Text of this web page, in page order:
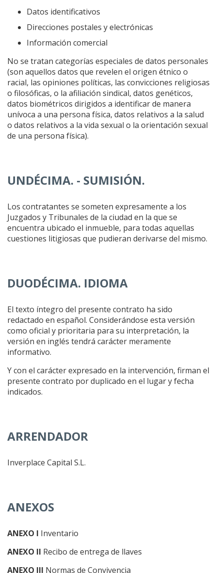
Datos identificativos
Direcciones postales y electrónicas
Información comercial
No se tratan categorías especiales de datos personales
(son aquellos datos que revelen el origen étnico o
racial, las opiniones políticas, las convicciones religiosas
o filosóficas, o la afiliación sindical, datos genéticos,
datos biométricos dirigidos a identificar de manera
unívoca a una persona física, datos relativos a la salud
o datos relativos a la vida sexual o la orientación sexual
de una persona física).
UNDÉCIMA. - SUMISIÓN.
Los contratantes se someten expresamente a los
Juzgados y Tribunales de la ciudad en la que se
encuentra ubicado el inmueble, para todas aquellas
cuestiones litigiosas que pudieran derivarse del mismo.
DUODÉCIMA. IDIOMA
El texto íntegro del presente contrato ha sido
redactado en español. Considerándose esta versión
como oficial y prioritaria para su interpretación, la
versión en inglés tendrá carácter meramente
informativo.
Y con el carácter expresado en la intervención, firman el
presente contrato por duplicado en el lugar y fecha
indicados.
ARRENDADOR
Inverplace Capital S.L.
ANEXOS
ANEXO I Inventario
ANEXO II Recibo de entrega de llaves
ANEXO III Normas de Convivencia